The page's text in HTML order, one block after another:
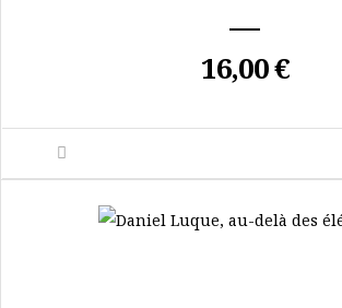
16,00 €